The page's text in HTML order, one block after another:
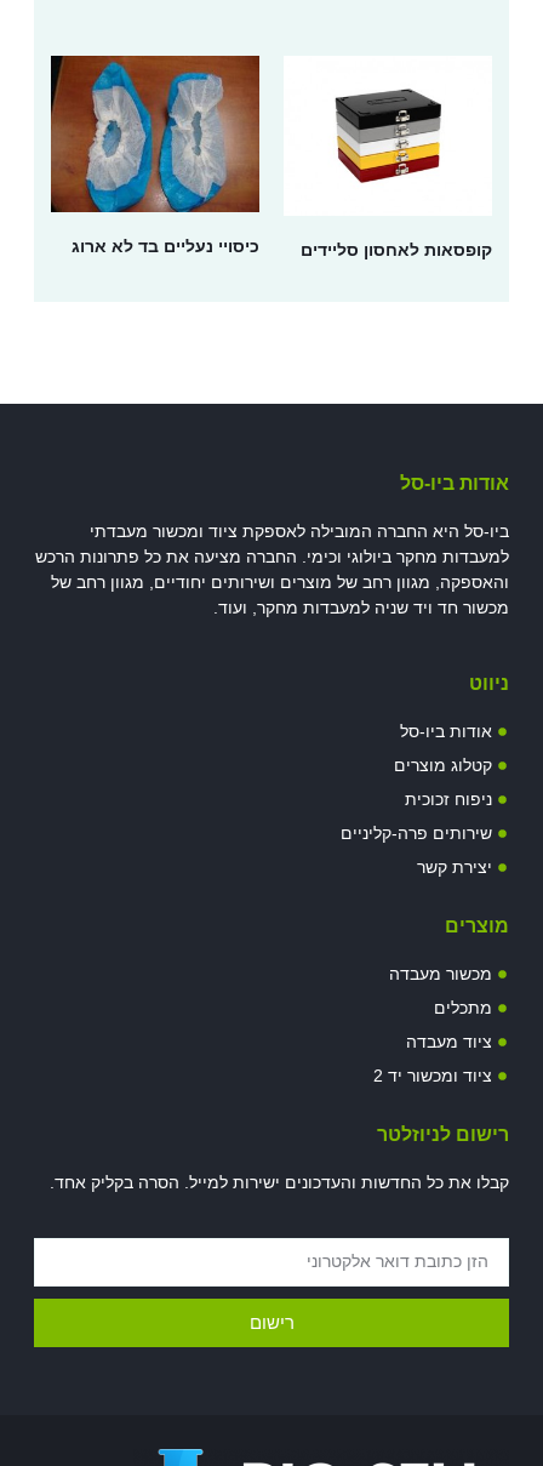
קופסאות לאחסון סליידים כיסויי נעליים בד לא ארוג
אודות ביו-סל
ביו-סל היא החברה המובילה לאספקת ציוד ומכשור מעבדתי
למעבדות מחקר ביולוגי וכימי. החברה מציעה את כל פתרונות הרכש
והאספקה, מגוון רחב של מוצרים ושירותים יחודיים, מגוון רחב של
מכשור חד ויד שניה למעבדות מחקר, ועוד.
ניווט
אודות ביו-סל
קטלוג מוצרים
ניפוח זכוכית
שירותים פרה-קליניים
יצירת קשר
מוצרים
מכשור מעבדה
מתכלים
ציוד מעבדה
ציוד ומכשור יד 2
רישום לניוזלטר
קבלו את כל החדשות והעדכונים ישירות למייל. הסרה בקליק אחד.
רישום